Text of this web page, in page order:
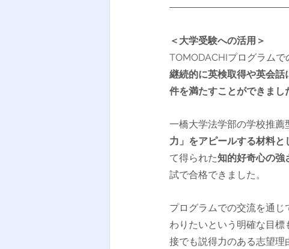
＜大学受験への活用＞
TOMODACHIプログラムで
継続的に英検取得や英会
件を満たすことができまし
一橋大学法学部の学校推薦
力」をアピールする材料と
て得られた知的好奇心の強
試で合格できました。
プログラムでの交流を通
わりたいという明確な目
接でも説得力のある志望理